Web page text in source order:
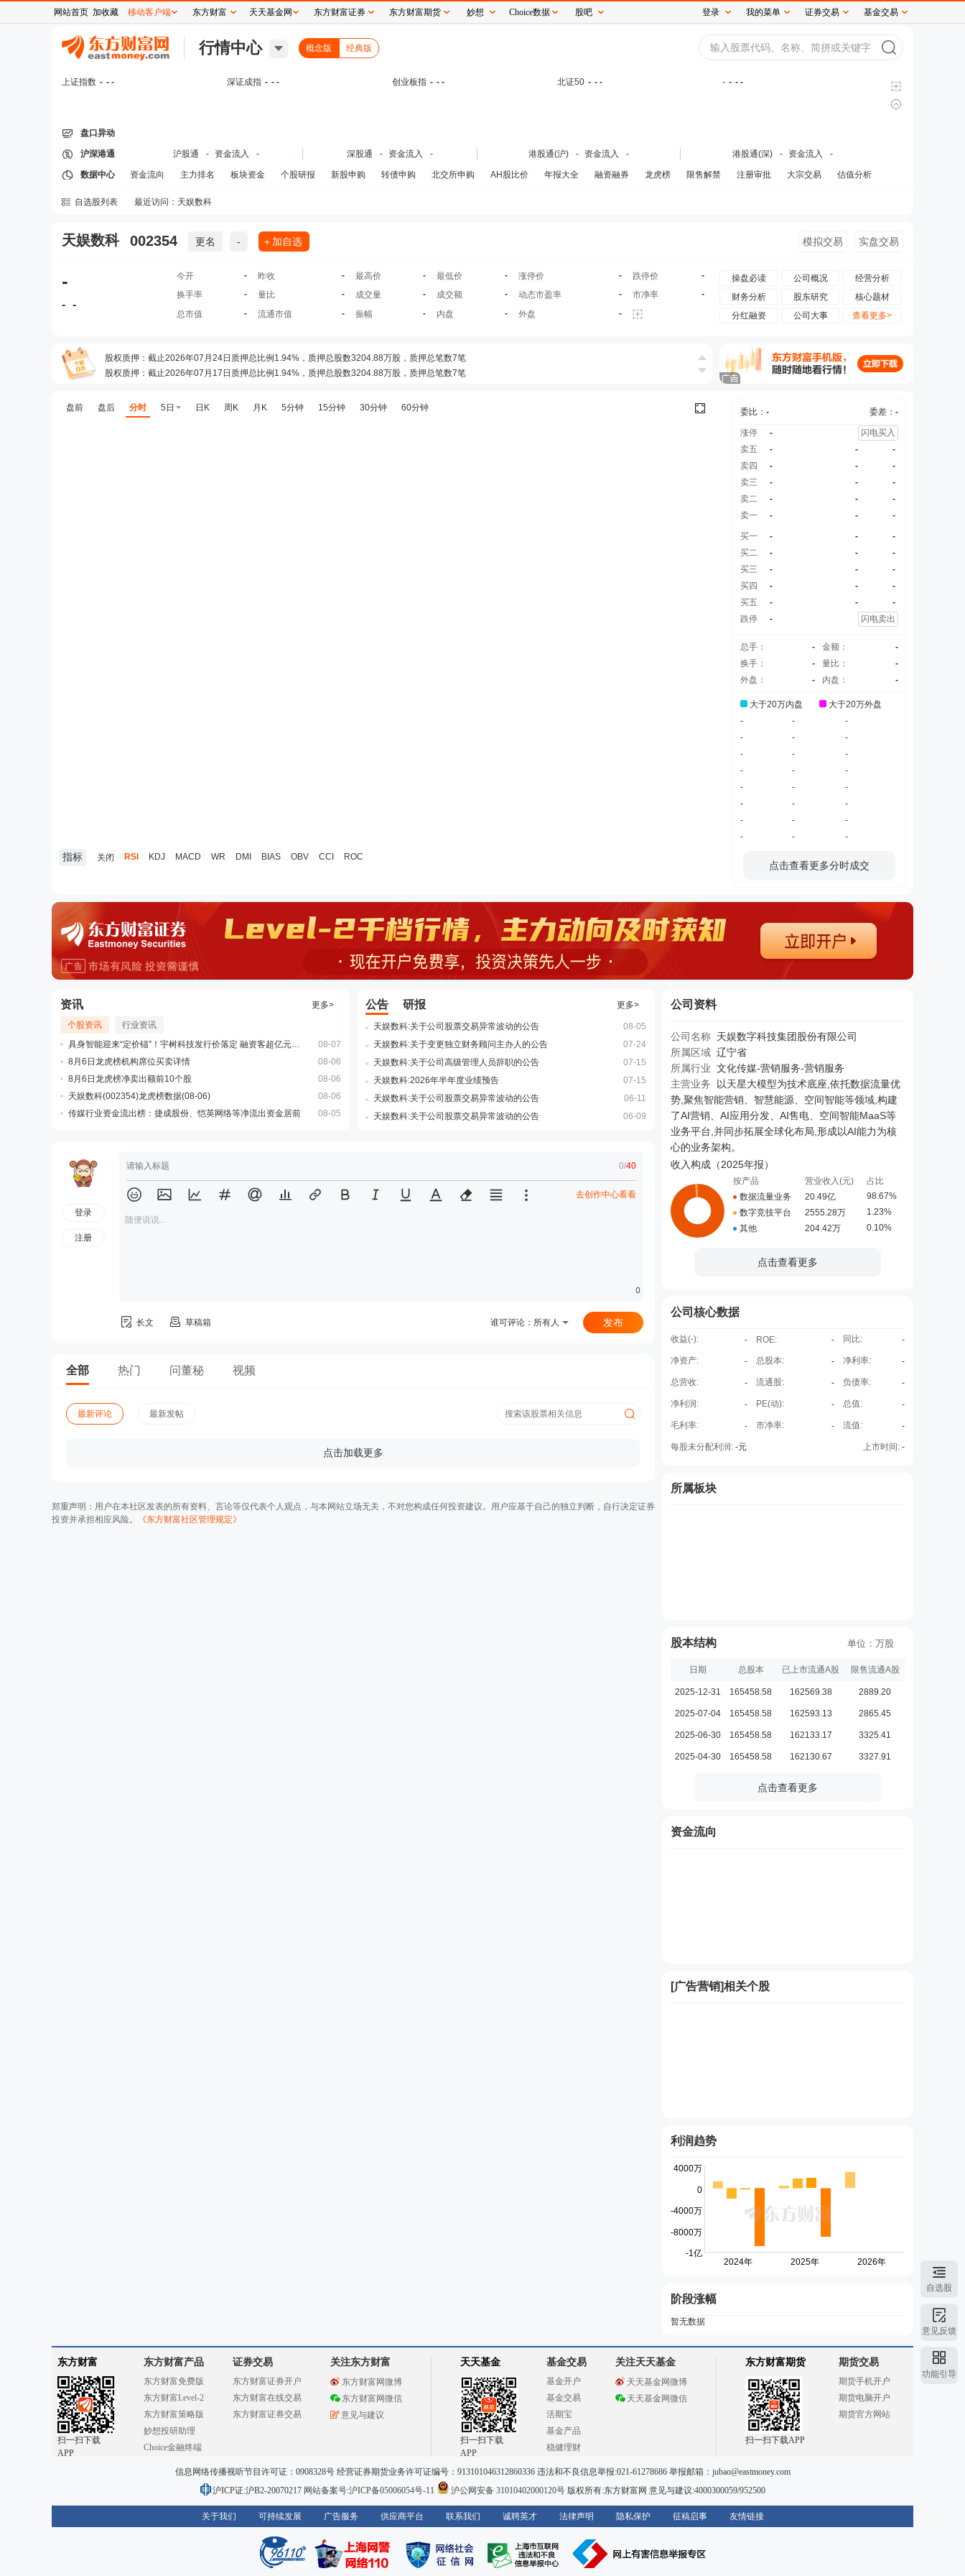
行情中心 概念版 经典版
上证指数 - - - 深证成指 - - - 创业板指 - - - 北证50 - - - - - - -
盘口异动
沪深港通 沪股通 - 资金流入 - 深股通 - 资金流入 - 港股通(沪) - 资金流入 - 港股通(深) - 资金流入 -
数据中心 资金流向 主力排名 板块资金 个股研报 新股申购 转债申购 北交所申购 AH股比价 年报大全 融资融券 龙虎榜 限售解禁 注册审批 大宗交易 估值分析
自选股列表 最近访问： 天娱数科
天娱数科 002354 更名 - ＋加自选 模拟交易 实盘交易
-
- -
今开 - 昨收 - 最高价 - 最低价 - 涨停价 - 跌停价
-
换手率
- 量比 - 成交量 - 成交额 - 动态市盈率 - 市净率
-
总市值
- 流通市值 - 振幅 - 内盘 - 外盘 -
操盘必读 公司概况
经营分析
财务分析
股东研究
核心题材
分红融资
公司大事 查看更多>
股权质押 ： 截止2026年07月24日质押总比例1.94%，质押总股数3204.88万股，质押总笔数7笔
股权质押 ： 截止2026年07月17日质押总比例1.94%，质押总股数3204.88万股，质押总笔数7笔
龙虎榜 ：2026年08月06日因“日换手率达到20%的前5只证券”披露龙虎榜信息
龙虎榜：2026年08月05日因“日换手率达到20%的前5只证券”披露龙虎榜信息
盘前 盘后 分时 5日 日K 周K 月K 5分钟 15分钟 30分钟 60分钟
指标 关闭 RSI KDJ MACD WR DMI BIAS OBV CCI ROC
委比： - 委差： -
涨停 -
闪电买入
卖五
- -
-
卖四
- -
-
卖三
- -
-
卖二
- -
-
卖一
- - -
买一 - -
-
买二
- -
-
买三
- -
-
买四
- -
-
买五
- -
-
跌停
- 闪电卖出
总手： - 金额：
-
换手：
- 量比：
-
外盘：
- 内盘： -
大于20万内盘
大于20万外盘
-
-
-
-
-
-
-
-
-
-
-
-
-
-
-
-
-
-
-
-
-
-
- -
点击查看更多分时成交
资讯
更多>
个股资讯
行业资讯
具身智能迎来“定价锚”！宇树科技发行价落定 融资客超亿元抢筹这10股
08-07
8月6日龙虎榜机构席位买卖详情
08-06
8月6日龙虎榜净卖出额前10个股
08-06
天娱数科(002354)龙虎榜数据(08-06)
08-06
传媒行业资金流出榜：捷成股份、恺英网络等净流出资金居前
08-05
公告 研报 更多>
天娱数科:关于公司股票交易异常波动的公告
08-05
天娱数科:关于变更独立财务顾问主办人的公告
07-24
天娱数科:关于公司高级管理人员辞职的公告
07-15
天娱数科:2026年半年度业绩预告
07-15
天娱数科:关于公司股票交易异常波动的公告
06-11
天娱数科:关于公司股票交易异常波动的公告
06-09
登录
注册
0/40
去创作中心看看
随便说说...
0
长文 草稿箱 谁可评论： 所有人 发布
全部 热门 问董秘 视频
最新评论 最新发帖
点击加载更多
郑重声明：用户在本社区发表的所有资料、言论等仅代表个人观点，与本网站立场无关，不对您构成任何投资建议。用户应基于自己的独立判断，自行决定证券
投资并承担相应风险。
《东方财富社区管理规定》
公司资料
公司名称 天娱数字科技集团股份有限公司
所属区域 辽宁省
所属行业 文化传媒-营销服务-营销服务
主营业务
以天星大模型为技术底座,依托数据流量优
势,聚焦智能营销、智慧能源、空间智能等领域,构建
了AI营销、AI应用分发、AI售电、空间智能MaaS等
业务平台,并同步拓展全球化布局,形成以AI能力为核
心的业务架构。
收入构成（2025年报）
按产品 营业收入(元)
占比
数据流量业务
20.49亿
98.67%
数字竞技平台
2555.28万
1.23%
其他
204.42万 0.10%
点击查看更多
公司核心数据
收益(-): - ROE: - 同比: -
净资产: - 总股本: - 净利率: -
总营收: - 流通股: - 负债率: -
净利润: - PE(动): - 总值: -
毛利率: - 市净率: - 流值: -
每股未分配利润: -元 上市时间: -
所属板块
股本结构 单位：万股
日期 总股本 已上市流通A股 限售流通A股
2025-12-31 165458.58 162569.38 2889.20
2025-07-04 165458.58 162593.13 2865.45
2025-06-30 165458.58 162133.17 3325.41
2025-04-30 165458.58 162130.67 3327.91
点击查看更多
资金流向
[广告营销]相关个股
利润趋势
阶段涨幅
暂无数据
东方财富
扫一扫下载
APP
东方财富产品
东方财富免费版
东方财富Level-2
东方财富策略版
妙想投研助理
Choice金融终端
证券交易
东方财富证券开户
东方财富在线交易
东方财富证券交易
关注东方财富
东方财富网微博
东方财富网微信
意见与建议
天天基金
扫一扫下载
APP
基金交易
基金开户
基金交易
活期宝
基金产品
稳健理财
关注天天基金
天天基金网微博
天天基金网微信
东方财富期货
扫一扫下载APP
期货交易
期货手机开户
期货电脑开户
期货官方网站
信息网络传播视听节目许可证：0908328号 经营证券期货业务许可证编号：913101046312860336 违法和不良信息举报:021-61278686 举报邮箱： jubao@eastmoney.com
沪ICP证:沪B2-20070217 网站备案号:沪ICP备05006054号-11 沪公网安备 31010402000120号版权所有:东方财富网 意见与建议:4000300059/952500
关于我们 可持续发展 广告服务 供应商平台 联系我们 诚聘英才 法律声明 隐私保护 征稿启事 友情链接
网站首页 加收藏 移动客户端 东方财富 天天基金网 东方财富证券 东方财富期货 妙想 Choice数据 股吧 登录 我的菜单 证券交易 基金交易
自选股
意见反馈
功能引导